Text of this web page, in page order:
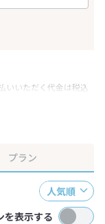
いいただく代金は税込
更となる場合がござい
に更新されます。最
プラン
人気順
を表示する